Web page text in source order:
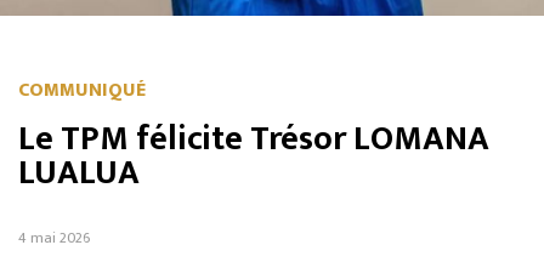
COMMUNIQUÉ
Le TPM félicite Trésor LOMANA
LUALUA
4 mai 2026